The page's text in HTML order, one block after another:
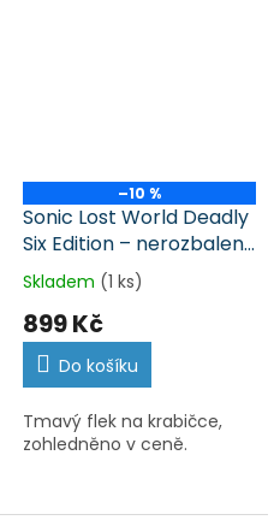
–10 %
Sonic Lost World Deadly
Six Edition – nerozbalená
(Wii U)
Skladem (1 ks)
899 Kč
Do košíku
Tmavý flek na krabičce,
zohledněno v ceně.